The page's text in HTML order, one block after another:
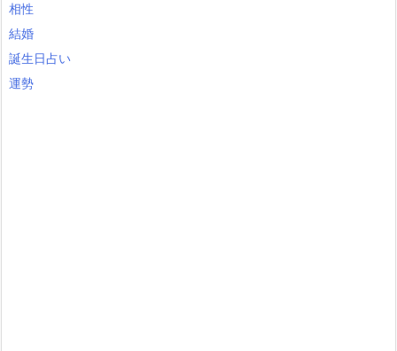
相性
結婚
誕生日占い
運勢